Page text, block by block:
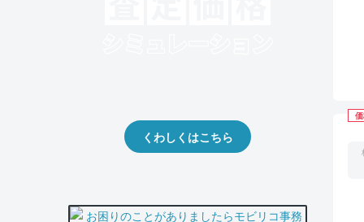
くわしくはこちら